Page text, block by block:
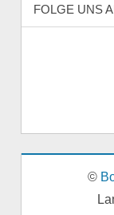
FOLGE UNS
©